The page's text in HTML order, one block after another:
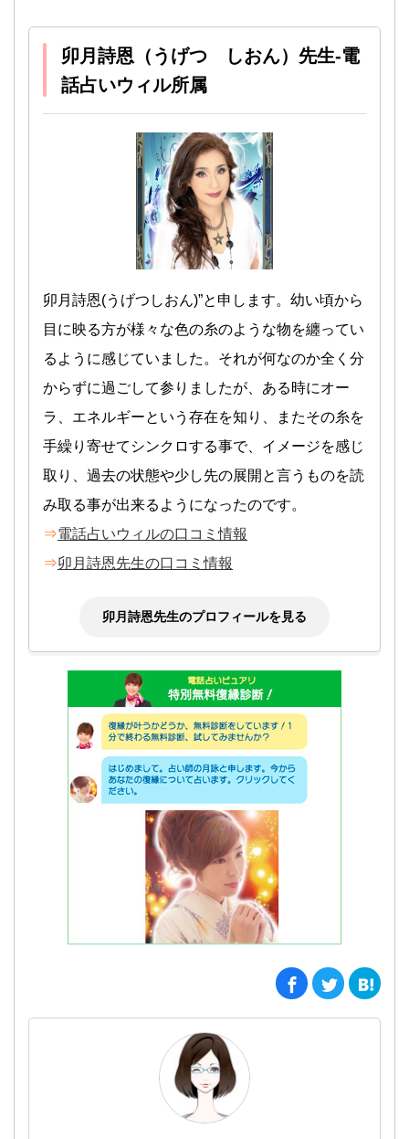
卯月詩恩（うげつ しおん）先生-電
話占いウィル所属
卯月詩恩(うげつしおん)”と申します。幼い頃から
目に映る方が様々な色の糸のような物を纏ってい
るように感じていました。それが何なのか全く分
からずに過ごして参りましたが、ある時にオー
ラ、エネルギーという存在を知り、またその糸を
手繰り寄せてシンクロする事で、イメージを感じ
取り、過去の状態や少し先の展開と言うものを読
み取る事が出来るようになったのです。
⇒電話占いウィルの口コミ情報
⇒卯月詩恩先生の口コミ情報
卯月詩恩先生のプロフィールを見る